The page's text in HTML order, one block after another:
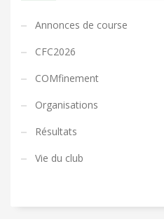
Annonces de course
CFC2026
COMfinement
Organisations
Résultats
Vie du club